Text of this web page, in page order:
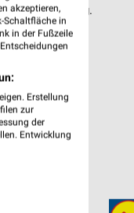
Aug. bis 08. Aug.
erstellen
BLÄTTERN
akzeptieren,
Schaltfläche in
in der Fußzeile
Erstellung
zur
der
Entwicklung